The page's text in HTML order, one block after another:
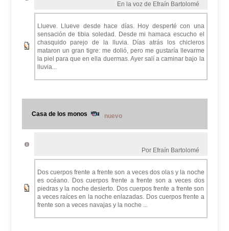
En la voz de Efraín Bartolomé
Llueve. Llueve desde hace días. Hoy desperté con una
sensación de tibia soledad. Desde mi hamaca escucho el
chasquido parejo de la lluvia. Días atrás los chicleros
mataron un gran tigre: me dolió, pero me gustaría llevarme
la piel para que en ella duermas. Ayer salí a caminar bajo la
lluvia...
Casa de los monos nuevo
Por Efraín Bartolomé
Dos cuerpos frente a frente son a veces dos olas y la noche
es océano. Dos cuerpos frente a frente son a veces dos
piedras y la noche desierto. Dos cuerpos frente a frente son
a veces raíces en la noche enlazadas. Dos cuerpos frente a
frente son a veces navajas y la noche ...